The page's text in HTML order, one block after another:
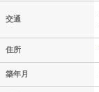
交通
住所
築年月